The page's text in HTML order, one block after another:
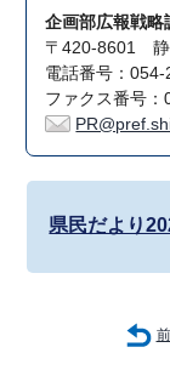
企画部広報戦略
〒420-8601 静
電話番号：
ファクス番号
県民だより